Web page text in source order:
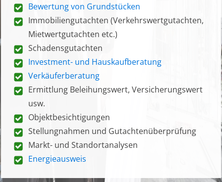
Bewertung von Grundstücken
Immobiliengutachten (Verkehrswertgutachten,
Mietwertgutachten etc.)
Schadensgutachten
Investment- und Hauskaufberatung
Verkäuferberatung
Ermittlung Beleihungswert, Versicherungswert
usw.
Objektbesichtigungen
Stellungnahmen und Gutachtenüberprüfung
Markt- und Standortanalysen
Energieausweis